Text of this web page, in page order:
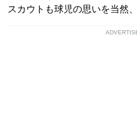
スカウトも球児の思いを当然